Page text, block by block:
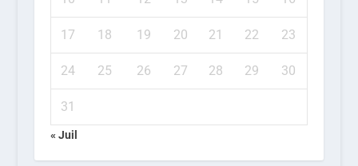
17 18 19 20 21 22 23
24 25 26 27 28 29 30
31
« Juil